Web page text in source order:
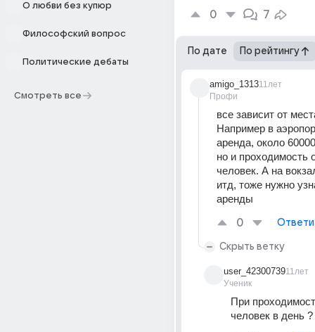
О любви без купюр
Философский вопрос
Политические дебаты
Смотреть все
0 7
По дате По рейтингу
amigo_1313
Профи
11лет
все зависит от
Например в
аренда, около
но и проходимость
человек. А на
итд, тоже нужно
аренды
0
Скрыть ветку
user_42300739
Ученик
11лет
При
человек в день ?